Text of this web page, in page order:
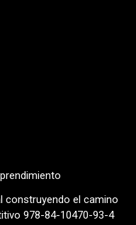
construyendo el camino
978-84-10470-93-4